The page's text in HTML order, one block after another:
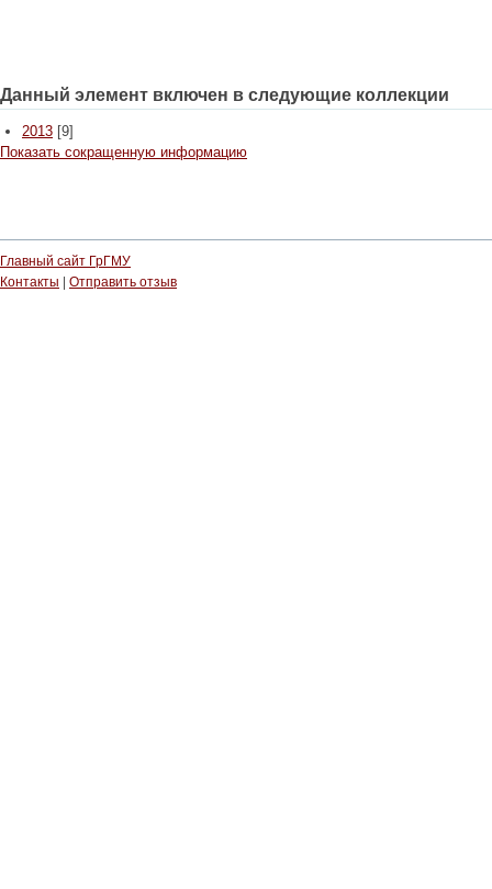
Данный элемент включен в следующие коллекции
2013 [9]
Показать сокращенную информацию
Главный сайт ГрГМУ
Контакты
Отправить отзыв